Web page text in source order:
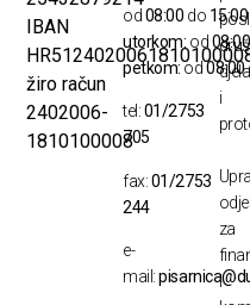
IBAN
žiro račun
2402006-
1810100008
od08:00 do 15:00
utorkom: od08:00
petkom:od08:00
tel:01/2753
705
fax:01/2753
244
e-
mail:
i
odjel
za
i